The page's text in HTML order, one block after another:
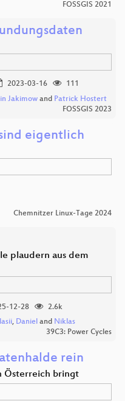
FOSSGIS 2021
2023-03-16
111
Jakimow and Patrick Hostert
FOSSGIS 2023
eigentlich
Chemnitzer Linux-Tage 2024
plaudern aus dem
12-28
2.6k
lasii, Daniel and Niklas
39C3: Power Cycles
rein
Österreich bringt